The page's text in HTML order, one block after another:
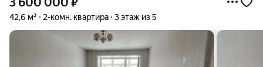
42,6 м² 2-комн. квартира 3 этаж из 5